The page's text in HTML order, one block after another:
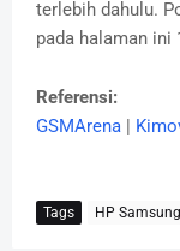
terlebih dahulu.
pada halaman ini
Referensi:
GSMArena |
Tags HP Samsung